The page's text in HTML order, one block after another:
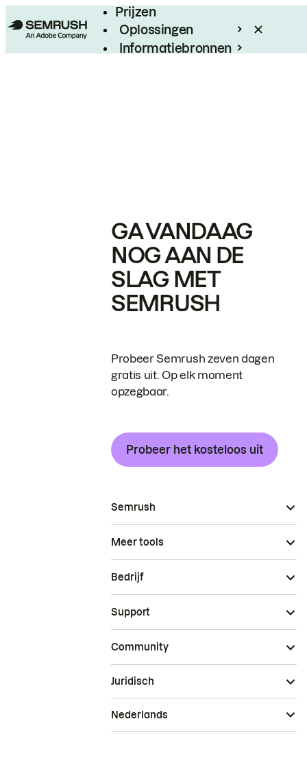
Prijzen
Oplossingen
Informatiebronnen
GA VANDAAG
NOG AAN DE
SLAG MET
SEMRUSH
Probeer Semrush zeven dagen
gratis uit. Op elk moment
opzegbaar.
Probeer het kosteloos uit
Semrush
Meer tools
Bedrijf
Support
Community
Juridisch
Nederlands